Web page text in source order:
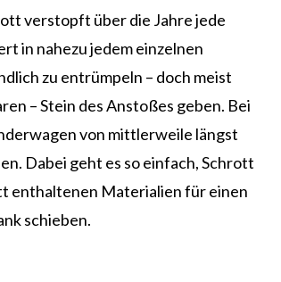
verstopft über die Jahre jede
in nahezu jedem einzelnen
zu entrümpeln – doch meist
– Stein des Anstoßes geben. Bei
von mittlerweile längst
Dabei geht es so einfach, Schrott
enthaltenen Materialien für einen
schieben.